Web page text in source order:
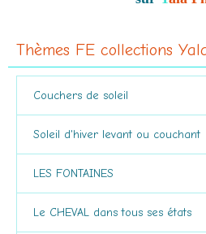
Thèmes FE collections
Couchers de soleil
Soleil d'hiver levant ou couchant
LES FONTAINES
Le CHEVAL dans tous ses états